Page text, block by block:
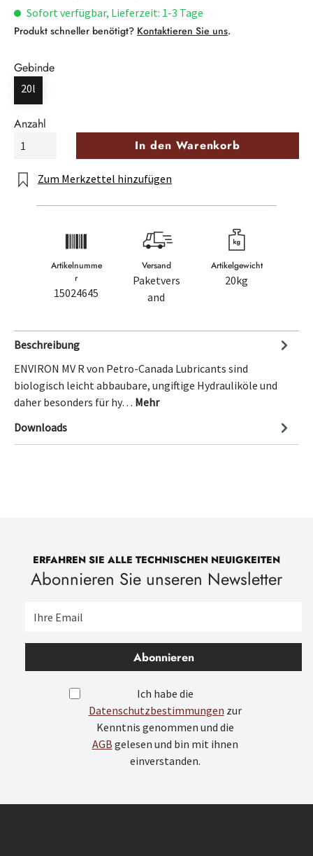
Sofort verfügbar, Lieferzeit: 1-3 Tage
Produkt schneller benötigt? Kontaktieren Sie uns.
Gebinde
20l
Anzahl
In den Warenkorb
Zum Merkzettel hinzufügen
Artikelnumme
r
15024645
Versand
Paketvers
and
Artikelgewicht
20kg
Beschreibung
ENVIRON MV R von Petro-Canada Lubricants sind
biologisch leicht abbaubare, ungiftige Hydrauliköle und
daher besonders für hy… Mehr
Downloads
ERFAHREN SIE ALLE TECHNISCHEN NEUIGKEITEN
Abonnieren Sie unseren Newsletter
Abonnieren
Ich habe die
Datenschutzbestimmungen zur
Kenntnis genommen und die
AGB gelesen und bin mit ihnen
einverstanden.